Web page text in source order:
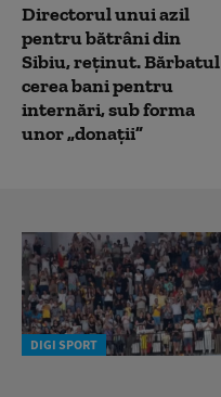
Directorul unui azil
pentru bătrâni din
Sibiu, reținut. Bărbatul
cerea bani pentru
internări, sub forma
unor „donații”
DIGI SPORT